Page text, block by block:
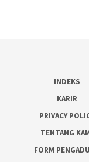
INDEKS
KARIR
PRIVACY
TENTANG
FORM